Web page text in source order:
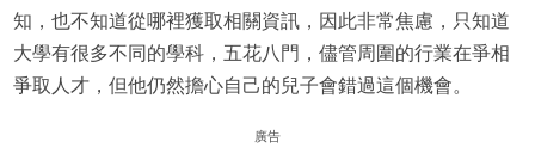
知，也不知道從哪裡獲取相關資訊，因此非常焦慮，只知道
大學有很多不同的學科，五花八門，儘管周圍的行業在爭相
爭取人才，但他仍然擔心自己的兒子會錯過這個機會。
廣告